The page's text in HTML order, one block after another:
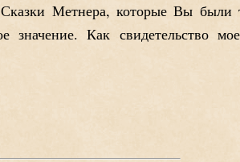
Метнера, которые Вы были
значение. Как свидетельство